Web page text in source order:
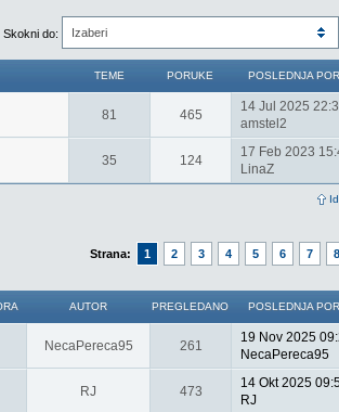
Skokni do: Izaberi
TEME PORUKE POSLEDNJA
81 465
14 Jul 2025
amstel2
35 124
17 Feb 2023
LinaZ
Strana: 1 2 3 4 5 6 7 8
AUTOR PREGLEDANO POSLEDNJA
NecaPereca95 261
19 Nov 2025
NecaPereca95
RJ 473
14 Okt 2025
RJ